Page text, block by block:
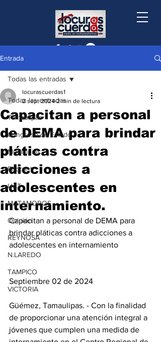
Entrada
Todas las entradas
Tamaulipas
Congreso de Estado
Municipios
Podcast
UAT
MATAMOROS
Opinión
REYNOSA
N.LAREDO
TAMPICO
VICTORIA
Todas las entradas
Capacitan a personal
de DEMA para brindar
pláticas contra
adicciones a
adolescentes en
internamiento.
locurascuerdas1
2 sept 2024 2 min de lectura
Capacitan a personal de DEMA para
brindar pláticas contra adicciones a
adolescentes en internamiento
Septiembre 02 de 2024
Güémez, Tamaulipas. - Con la finalidad
de proporcionar una atención integral a
jóvenes que cumplen una medida de